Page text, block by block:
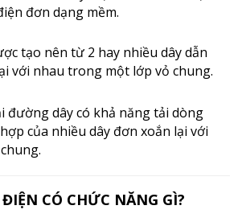
đơn dạng mềm.
tạo nên từ 2 hay nhiều dây dẫn
với nhau trong một lớp vỏ chung.
đường dây có khả năng tải dòng
của nhiều dây đơn xoắn lại với
CÓ CHỨC NĂNG GÌ?